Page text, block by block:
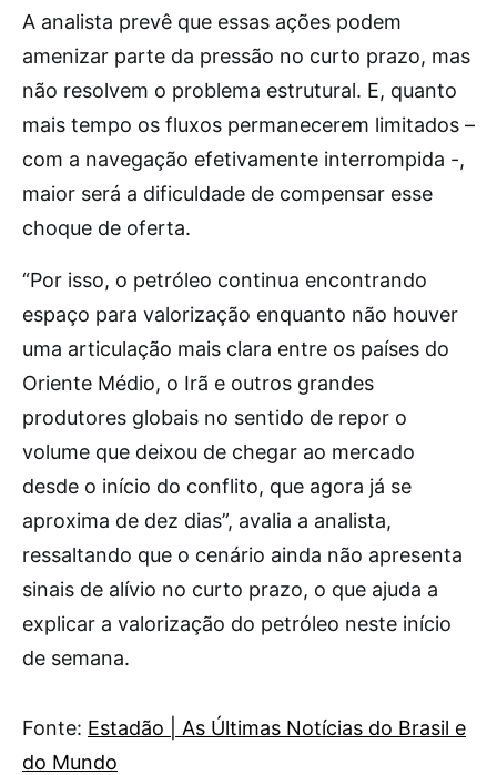
A analista prevê que essas ações podem
amenizar parte da pressão no curto prazo, mas
não resolvem o problema estrutural. E, quanto
mais tempo os fluxos permanecerem limitados –
com a navegação efetivamente interrompida -,
maior será a dificuldade de compensar esse
choque de oferta.
“Por isso, o petróleo continua encontrando
espaço para valorização enquanto não houver
uma articulação mais clara entre os países do
Oriente Médio, o Irã e outros grandes
produtores globais no sentido de repor o
volume que deixou de chegar ao mercado
desde o início do conflito, que agora já se
aproxima de dez dias”, avalia a analista,
ressaltando que o cenário ainda não apresenta
sinais de alívio no curto prazo, o que ajuda a
explicar a valorização do petróleo neste início
de semana.
Fonte: Estadão | As Últimas Notícias do Brasil e
do Mundo